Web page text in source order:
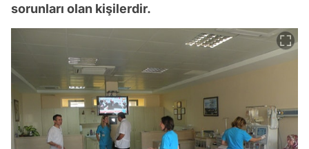
sorunları olan kişilerdir.